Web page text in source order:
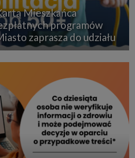
Mieszkańca
programów
zaprasza do udziału